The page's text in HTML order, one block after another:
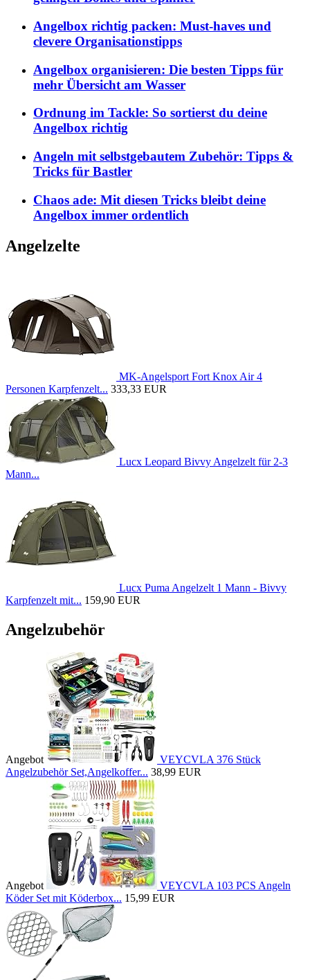
Angelbox richtig packen: Must-haves und
clevere Organisationstipps
Angelbox organisieren: Die besten Tipps für
mehr Übersicht am Wasser
Ordnung im Tackle: So sortierst du deine
Angelbox richtig
Angeln mit selbstgebautem Zubehör: Tipps &
Tricks für Bastler
Chaos ade: Mit diesen Tricks bleibt deine
Angelbox immer ordentlich
Angelzelte
MK-Angelsport Fort Knox Air 4
Personen Karpfenzelt... 333,33 EUR
Lucx Leopard Bivvy Angelzelt für 2-3
Mann...
Lucx Puma Angelzelt 1 Mann - Bivvy
Karpfenzelt mit... 159,90 EUR
Angelzubehör
Angebot
VEYCVLA 376 Stück
Angelzubehör Set,Angelkoffer... 38,99 EUR
Angebot
VEYCVLA 103 PCS Angeln
Köder Set mit Köderbox... 15,99 EUR